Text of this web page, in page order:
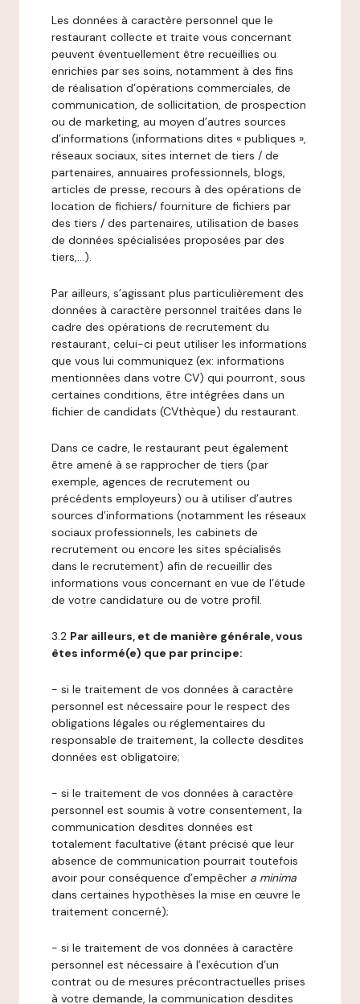
Les données à caractère personnel que le
restaurant collecte et traite vous concernant
peuvent éventuellement être recueillies ou
enrichies par ses soins, notamment à des fins
de réalisation d’opérations commerciales, de
communication, de sollicitation, de prospection
ou de marketing, au moyen d’autres sources
d’informations (informations dites « publiques »,
réseaux sociaux, sites internet de tiers / de
partenaires, annuaires professionnels, blogs,
articles de presse, recours à des opérations de
location de fichiers/ fourniture de fichiers par
des tiers / des partenaires, utilisation de bases
de données spécialisées proposées par des
tiers,…).
Par ailleurs, s’agissant plus particulièrement des
données à caractère personnel traitées dans le
cadre des opérations de recrutement du
restaurant, celui-ci peut utiliser les informations
que vous lui communiquez (ex: informations
mentionnées dans votre CV) qui pourront, sous
certaines conditions, être intégrées dans un
fichier de candidats (CVthèque) du restaurant.
Dans ce cadre, le restaurant peut également
être amené à se rapprocher de tiers (par
exemple, agences de recrutement ou
précédents employeurs) ou à utiliser d’autres
sources d’informations (notamment les réseaux
sociaux professionnels, les cabinets de
recrutement ou encore les sites spécialisés
dans le recrutement) afin de recueillir des
informations vous concernant en vue de l’étude
de votre candidature ou de votre profil.
3.2 Par ailleurs, et de manière générale, vous
êtes informé(e) que par principe:
- si le traitement de vos données à caractère
personnel est nécessaire pour le respect des
obligations légales ou réglementaires du
responsable de traitement, la collecte desdites
données est obligatoire;
- si le traitement de vos données à caractère
personnel est soumis à votre consentement, la
communication desdites données est
totalement facultative (étant précisé que leur
absence de communication pourrait toutefois
avoir pour conséquence d’empêcher a minima
dans certaines hypothèses la mise en œuvre le
traitement concerné);
- si le traitement de vos données à caractère
personnel est nécessaire à l’exécution d’un
contrat ou de mesures précontractuelles prises
à votre demande, la communication desdites